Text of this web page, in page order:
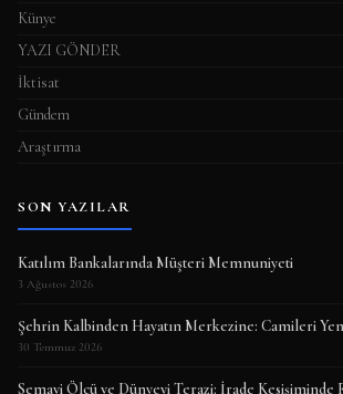
Künye
YAZI GÖNDER
İktisat
Gündem
Araştırma
SON YAZILAR
Katılım Bankalarında Müşteri Memnuniyeti
3 Ağustos 2026
Şehrin Kalbinden Hayatın Merkezine: Camileri
30 Temmuz 2026
Semavi Ölçü ve Dünyevi Terazi: İrade Kesişiminde